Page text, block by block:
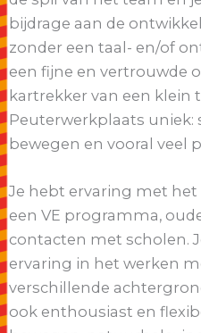
bijdrage aan de
zonder een taal- en/of
een fijne en vertrouwde
kartrekker van een klein
Peuterwerkplaats uniek:
bewegen en vooral veel
Je hebt ervaring met
een VE programma,
contacten met scholen.
ervaring in het werken
verschillende
ook enthousiast en